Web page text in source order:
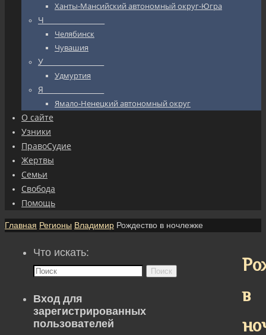
Ханты-Мансийский автономный округ-Югра
Ч_________________
Челябинск
Чувашия
У_________________
Удмуртия
Я_________________
Ямало-Ненецкий автономный округ
О сайте
Узники
ПравоСудие
Жертвы
Семьи
Свобода
Помощь
Главная Регионы Владимир Рождество в ночлежке
в
Что искать:
Поиск
Вход для
зарегистрированных
пользователей